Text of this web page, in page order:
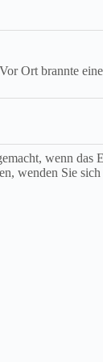
Ort brannte
wenn das
wenden Sie sich